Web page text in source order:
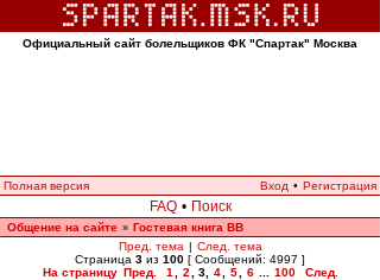
Официальный сайт болельщиков ФК "Спартак" Москва
Полная версия Вход • Регистрация
FAQ • Поиск
Общение на сайте » Гостевая книга ВВ
Пред. тема | След. тема
Страница 3 из 100 [ Сообщений: 4997 ]
На страницу Пред. 1 2 3, 4 5 6 100
След.